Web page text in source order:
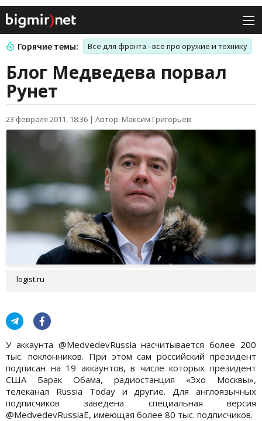
Горячие темы: Все для фронта - все про оружие и технику
Блог Медведева порвал
Рунет
23 февраля 2011, 18:36 | Автор: Максим Григорьев
logist.ru
У аккаунта @MedvedevRussia насчитывается более 200
тыс. поклонников. При этом сам российский президент
подписан на 19 аккаунтов, в числе которых президент
США Барак Обама, радиостанция «Эхо Москвы»,
телеканал Russia Today и другие. Для англоязычных
подписчиков заведена специальная версия
@MedvedevRussiaE, имеющая более 80 тыс. подписчиков.